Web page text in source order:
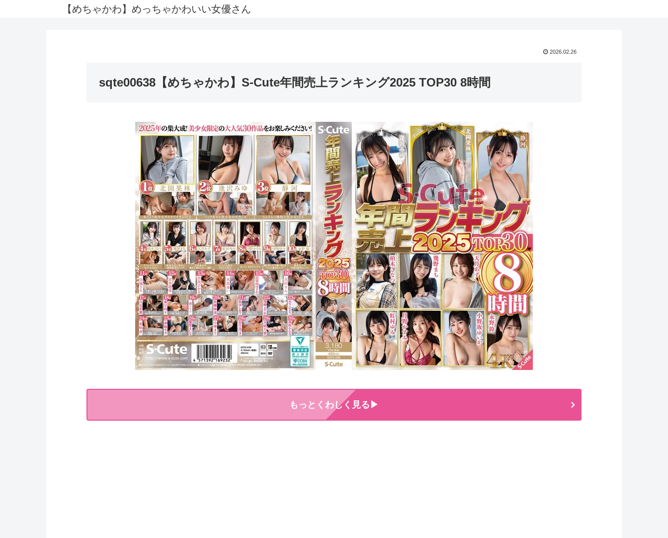
【めちゃかわ】めっちゃかわいい女優さん
2026.02.26
sqte00638【めちゃかわ】S-Cute年間売上ランキング2025 TOP30 8時間
もっとくわしく見る▶